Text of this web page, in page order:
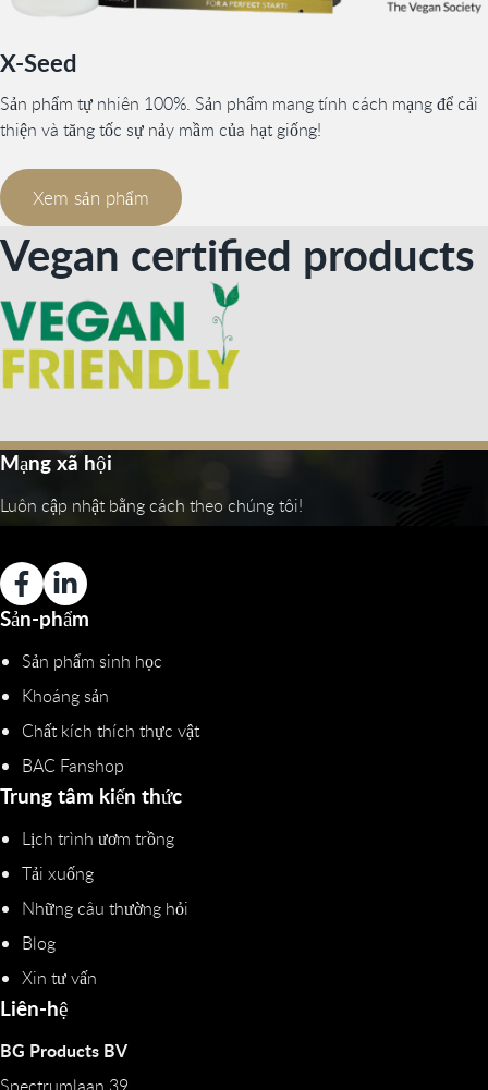
X-Seed
Sản phẩm tự nhiên 100%. Sản phẩm mang tính cách mạng để cải
thiện và tăng tốc sự nảy mầm của hạt giống!
Xem sản phẩm
Vegan certified products
Mạng xã hội
Luôn cập nhật bằng cách theo chúng tôi!
Sản-phẩm
Sản phẩm sinh học
Khoáng sản
Chất kích thích thực vật
BAC Fanshop
Trung tâm kiến thức
Lịch trình ươm trồng
Tải xuống
Những câu thường hỏi
Blog
Xin tư vấn
Liên-hệ
BG Products BV
Spectrumlaan 39